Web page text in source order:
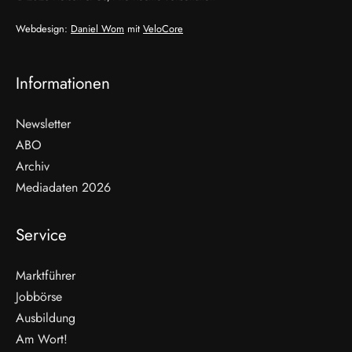
Webdesign: Daniel Wom mit VeloCore
Informationen
Newsletter
ABO
Archiv
Mediadaten 2026
Service
Marktführer
Jobbörse
Ausbildung
Am Wort!